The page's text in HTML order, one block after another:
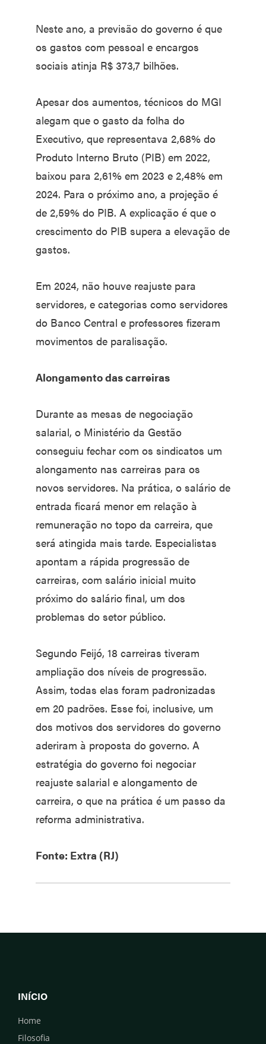
Neste ano, a previsão do governo é que
os gastos com pessoal e encargos
sociais atinja R$ 373,7 bilhões.
Apesar dos aumentos, técnicos do MGI
alegam que o gasto da folha do
Executivo, que representava 2,68% do
Produto Interno Bruto (PIB) em 2022,
baixou para 2,61% em 2023 e 2,48% em
2024. Para o próximo ano, a projeção é
de 2,59% do PIB. A explicação é que o
crescimento do PIB supera a elevação de
gastos.
Em 2024, não houve reajuste para
servidores, e categorias como servidores
do Banco Central e professores fizeram
movimentos de paralisação.
Alongamento das carreiras
Durante as mesas de negociação
salarial, o Ministério da Gestão
conseguiu fechar com os sindicatos um
alongamento nas carreiras para os
novos servidores. Na prática, o salário de
entrada ficará menor em relação à
remuneração no topo da carreira, que
será atingida mais tarde. Especialistas
apontam a rápida progressão de
carreiras, com salário inicial muito
próximo do salário final, um dos
problemas do setor público.
Segundo Feijó, 18 carreiras tiveram
ampliação dos níveis de progressão.
Assim, todas elas foram padronizadas
em 20 padrões. Esse foi, inclusive, um
dos motivos dos servidores do governo
aderiram à proposta do governo. A
estratégia do governo foi negociar
reajuste salarial e alongamento de
carreira, o que na prática é um passo da
reforma administrativa.
Fonte: Extra (RJ)
INÍCIO
Home
Filosofia